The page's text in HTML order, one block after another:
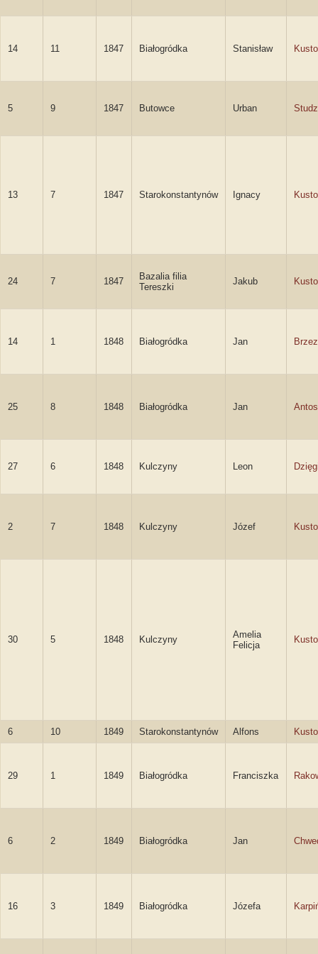
14 11 1847 Białogródka Stanisław
5 9 1847 Butowce Urban
13 7 1847 Starokonstantynów Ignacy
24 7 1847
Bazalia filia
Tereszki
Jakub
14 1 1848 Białogródka Jan
25 8 1848 Białogródka Jan
27 6 1848 Kulczyny Leon
2 7 1848 Kulczyny Józef
30 5 1848 Kulczyny
Amelia
Felicja
6 10 1849 Starokonstantynów Alfons
29 1 1849 Białogródka Franciszka
6 2 1849 Białogródka Jan
16 3 1849 Białogródka Józefa